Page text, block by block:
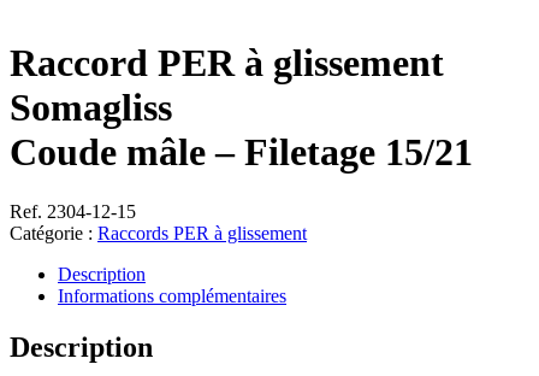
Raccord PER à glissement
Somagliss
Coude mâle – Filetage 15/21
Ref. 2304-12-15
Catégorie : Raccords PER à glissement
Description
Informations complémentaires
Description